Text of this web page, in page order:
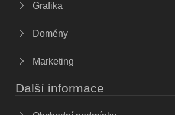
Grafika
Domény
Marketing
Další informace